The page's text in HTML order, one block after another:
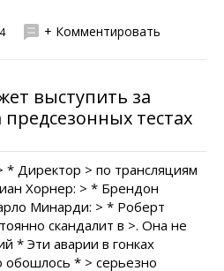
+ Комментировать
выступить за
тестах
Директор > по трансляциям
Хорнер: > * Брендон
Минарди: > * Роберт
скандалит в >. Она не
* Эти аварии в гонках
обошлось * > серьезно